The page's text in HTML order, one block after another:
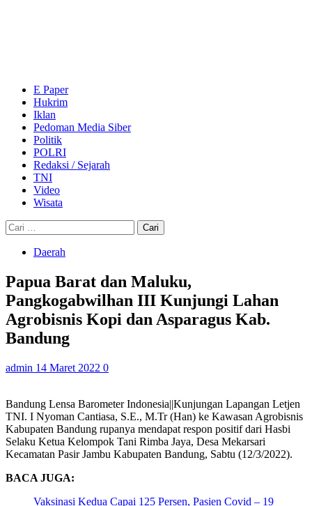
E Paper
Hukrim
Iklan
Pedoman Media Siber
Politik
POLRI
Redaksi / Sejarah
TNI
Video
Wisata
Cari
untuk:
Daerah
Papua Barat dan Maluku,
Pangkogabwilhan III Kunjungi Lahan
Agrobisnis Kopi dan Asparagus Kab.
Bandung
admin 14 Maret 2022 0
Bandung Lensa Barometer Indonesia||Kunjungan Lapangan Letjen
TNI. I Nyoman Cantiasa, S.E., M.Tr (Han) ke Kawasan Agrobisnis
Kabupaten Bandung rupanya mendapat respon positif dari Hasbi
Selaku Ketua Kelompok Tani Rimba Jaya, Desa Mekarsari
Kecamatan Pasir Jambu Kabupaten Bandung, Sabtu (12/3/2022).
BACA JUGA:
Vaksinasi Kedua Capai 125 Persen, Pasien Covid – 19